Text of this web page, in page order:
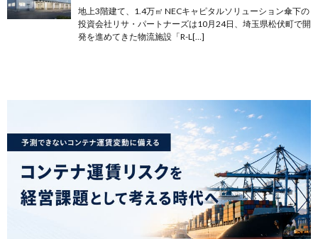
地上3階建て、1.4万㎡ NECキャピタルソリューション傘下の
投資会社リサ・パートナーズは10月24日、埼玉県松伏町で開
発を進めてきた物流施設「R-L[…]